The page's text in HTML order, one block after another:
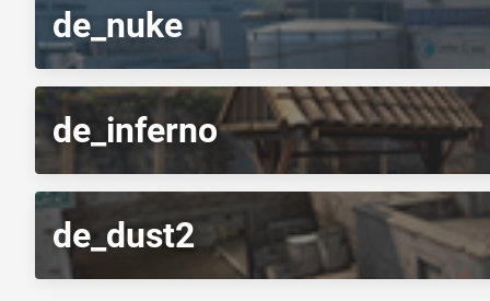
de_nuke
de_inferno
de_dust2